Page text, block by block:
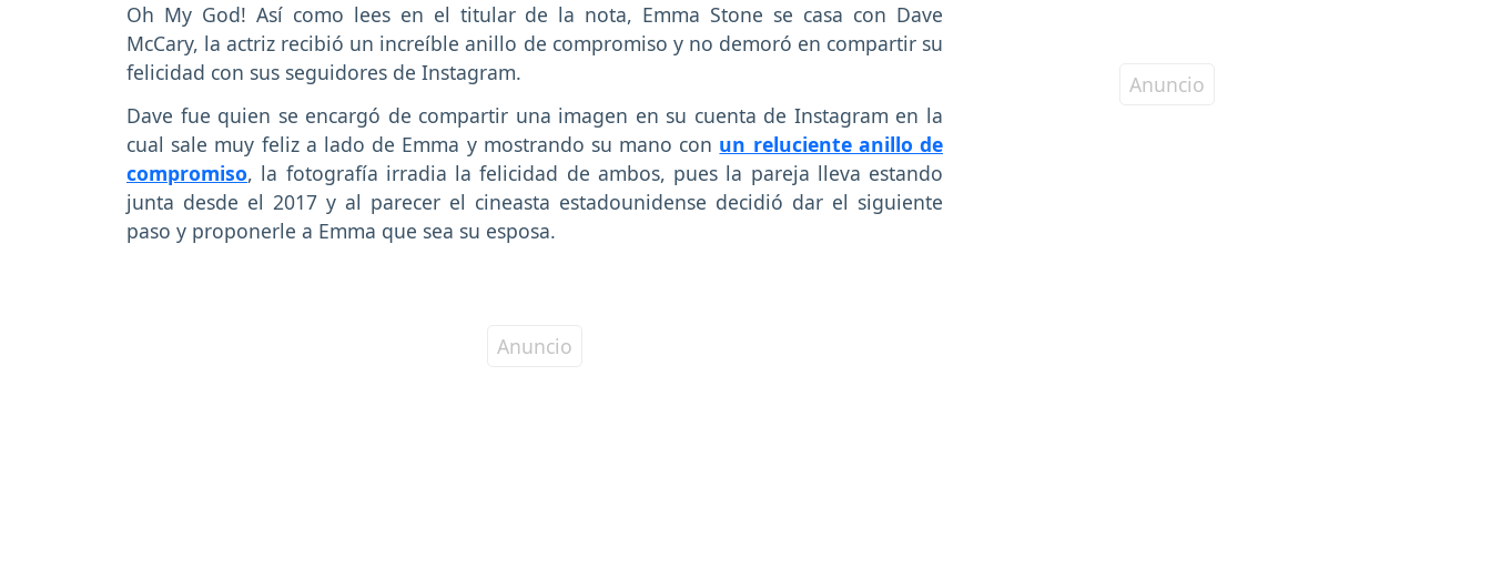
Oh My God! Así como lees en el titular de la nota, Emma Stone se casa con Dave
McCary, la actriz recibió un increíble anillo de compromiso y no demoró en compartir su
felicidad con sus seguidores de Instagram.
Dave fue quien se encargó de compartir una imagen en su cuenta de Instagram en la
cual sale muy feliz a lado de Emma y mostrando su mano con un reluciente anillo de
compromiso, la fotografía irradia la felicidad de ambos, pues la pareja lleva estando
junta desde el 2017 y al parecer el cineasta estadounidense decidió dar el siguiente
paso y proponerle a Emma que sea su esposa.